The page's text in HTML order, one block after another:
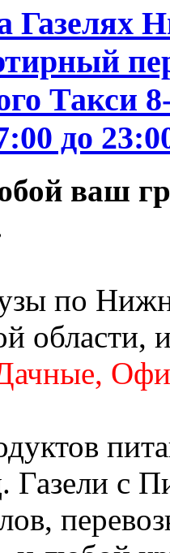
Газелях
Такси
до
ваш
по
области,
Газели с